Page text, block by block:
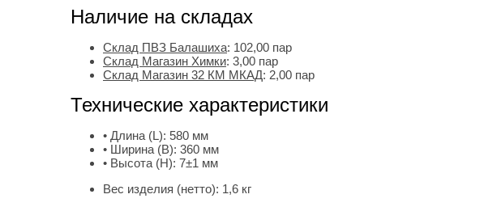
Наличие на складах
Склад ПВЗ Балашиха: 102,00 пар
Склад Магазин Химки: 3,00 пар
Склад Магазин 32 КМ МКАД: 2,00 пар
Технические характеристики
• Длина (L): 580 мм
• Ширина (B): 360 мм
• Высота (H): 7±1 мм
Вес изделия (нетто): 1,6 кг